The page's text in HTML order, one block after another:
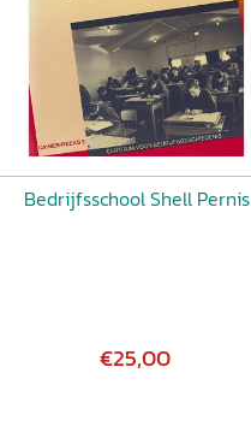
Bedrijfsschool Shell Pernis
€25,00